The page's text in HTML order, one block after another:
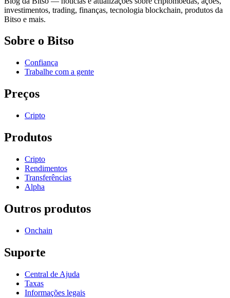
investimentos, trading, finanças, tecnologia blockchain, produtos da
Bitso e mais.
Sobre o Bitso
Confiança
Trabalhe com a gente
Preços
Cripto
Produtos
Cripto
Rendimentos
Transferências
Alpha
Outros produtos
Onchain
Suporte
Central de Ajuda
Taxas
Informações legais